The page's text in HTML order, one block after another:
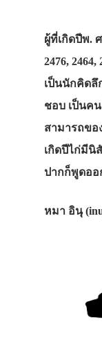
ผู้ที่เกิดปีพ. ศ
2476,
เป็นนักคิดลึ
ชอบ เป็นค
สามารถขอ
เกิดปีไก่มีนิ
ปากก็พูดอ
หมา อินุ